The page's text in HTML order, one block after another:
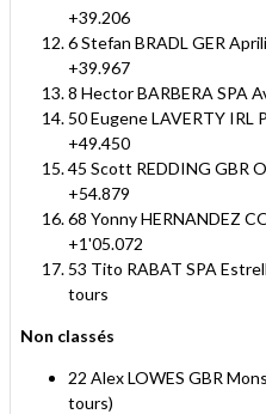
+39.206
6 Stefan BRADL GER
+39.967
8 Hector BARBERA SPA
50 Eugene LAVERTY IRL
+49.450
45 Scott REDDING GBR
+54.879
68 Yonny HERNANDEZ
+1'05.072
53 Tito RABAT SPA
tours
Non classés
22 Alex LOWES GBR
tours)